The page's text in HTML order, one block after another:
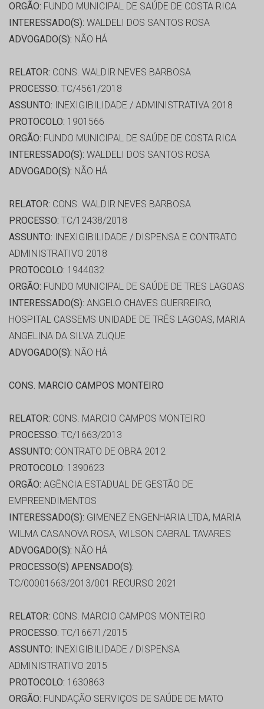
ORGÃO: FUNDO MUNICIPAL DE SAÚDE DE COSTA RICA
INTERESSADO(S): WALDELI DOS SANTOS ROSA
ADVOGADO(S): NÃO HÁ
RELATOR: CONS. WALDIR NEVES BARBOSA
PROCESSO: TC/4561/2018
ASSUNTO: INEXIGIBILIDADE / ADMINISTRATIVA 2018
PROTOCOLO: 1901566
ORGÃO: FUNDO MUNICIPAL DE SAÚDE DE COSTA RICA
INTERESSADO(S): WALDELI DOS SANTOS ROSA
ADVOGADO(S): NÃO HÁ
RELATOR: CONS. WALDIR NEVES BARBOSA
PROCESSO: TC/12438/2018
ASSUNTO: INEXIGIBILIDADE / DISPENSA E CONTRATO
ADMINISTRATIVO 2018
PROTOCOLO: 1944032
ORGÃO: FUNDO MUNICIPAL DE SAÚDE DE TRES LAGOAS
INTERESSADO(S): ANGELO CHAVES GUERREIRO,
HOSPITAL CASSEMS UNIDADE DE TRÊS LAGOAS, MARIA
ANGELINA DA SILVA ZUQUE
ADVOGADO(S): NÃO HÁ
CONS. MARCIO CAMPOS MONTEIRO
RELATOR: CONS. MARCIO CAMPOS MONTEIRO
PROCESSO: TC/1663/2013
ASSUNTO: CONTRATO DE OBRA 2012
PROTOCOLO: 1390623
ORGÃO: AGÊNCIA ESTADUAL DE GESTÃO DE
EMPREENDIMENTOS
INTERESSADO(S): GIMENEZ ENGENHARIA LTDA, MARIA
WILMA CASANOVA ROSA, WILSON CABRAL TAVARES
ADVOGADO(S): NÃO HÁ
PROCESSO(S) APENSADO(S):
TC/00001663/2013/001 RECURSO 2021
RELATOR: CONS. MARCIO CAMPOS MONTEIRO
PROCESSO: TC/16671/2015
ASSUNTO: INEXIGIBILIDADE / DISPENSA
ADMINISTRATIVO 2015
PROTOCOLO: 1630863
ORGÃO: FUNDAÇÃO SERVIÇOS DE SAÚDE DE MATO